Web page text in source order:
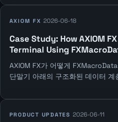
AXIOM FX 2026-06-18
Case Study: How AXIOM
Terminal Using
AXIOM FX가 어떻게
단말기 아래의 구조화된 데이터 계
PRODUCT UPDATES 2026-06-11